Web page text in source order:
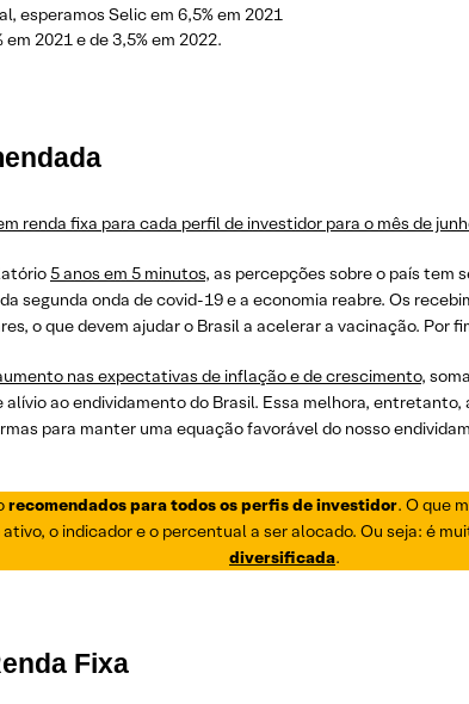
esperamos Selic em 6,5% em 2021
em 2021 e de 3,5% em 2022.
renda fixa para cada perfil de investidor para o mês de
5 anos em 5 minutos, as percepções sobre o país tem
segunda onda de covid-19 e a economia reabre. Os
o que devem ajudar o Brasil a acelerar a vacinação. Por
nas expectativas de inflação e de crescimento,
ao endividamento do Brasil. Essa melhora, entretanto,
para manter uma equação favorável do nosso
recomendados para todos os perfis de investidor. O que
o indicador e o percentual a ser alocado. Ou seja: é
diversificada.
Fixa